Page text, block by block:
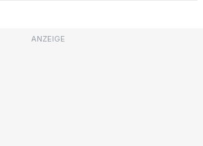
ANZEIGE